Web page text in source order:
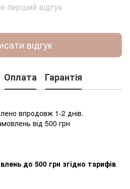
перший відгук
відгук
Оплата Гарантія
впродовж 1-2 днів.
від 500 грн
до 500 грн згідно тарифів